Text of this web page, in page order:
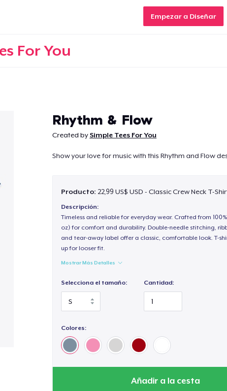
Empezar a Diseñar
For You
Rhythm & Flow
Created bySimple Tees For You
Show your love for music with this Rhythm and Flow
Producto: 22,99 US$ USD - Classic Crew Neck T-
Descripción:
Timeless and reliable for everyday wear. Crafted from
oz) for comfort and durability. Double-needle stitching,
and tear-away label offer a classic, comfortable look. T-
up for looser fit.
Mostrar Más Detalles
Selecciona el tamaño: Cantidad:
Colores:
Añadir a la cesta